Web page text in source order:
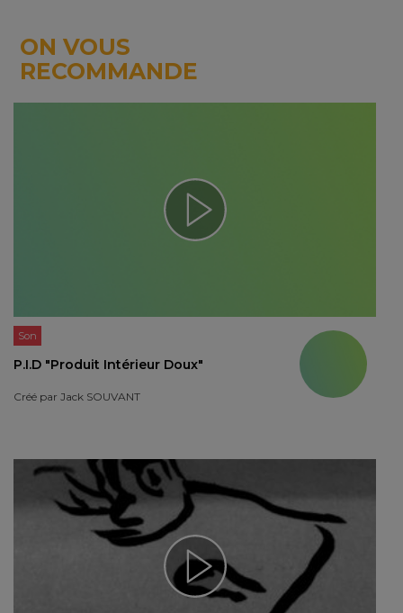
ON VOUS
RECOMMANDE
Son
P.I.D "Produit Intérieur Doux"
Créé par Jack SOUVANT